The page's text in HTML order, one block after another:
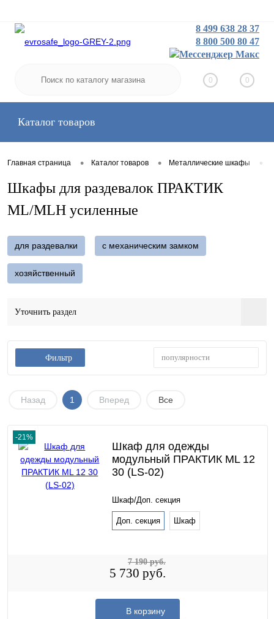
Заказать звонок
8 499 638 28 37
8 800 500 80 47
0 0
Каталог товаров
Главная страница • Каталог товаров • Металлические шкафы •
Шкафы для раздевалок ПРАКТИК
ML/MLH усиленные
для раздевалки с механическим замком
хозяйственный
Уточнить раздел
Фильтр популярности
Назад 1 Вперед Все
-21%
Шкаф для одежды
модульный ПРАКТИК ML 12
30 (LS-02)
Шкаф/Доп. секция
Доп. секция Шкаф
5 730 руб.
7 190 руб.
В корзину